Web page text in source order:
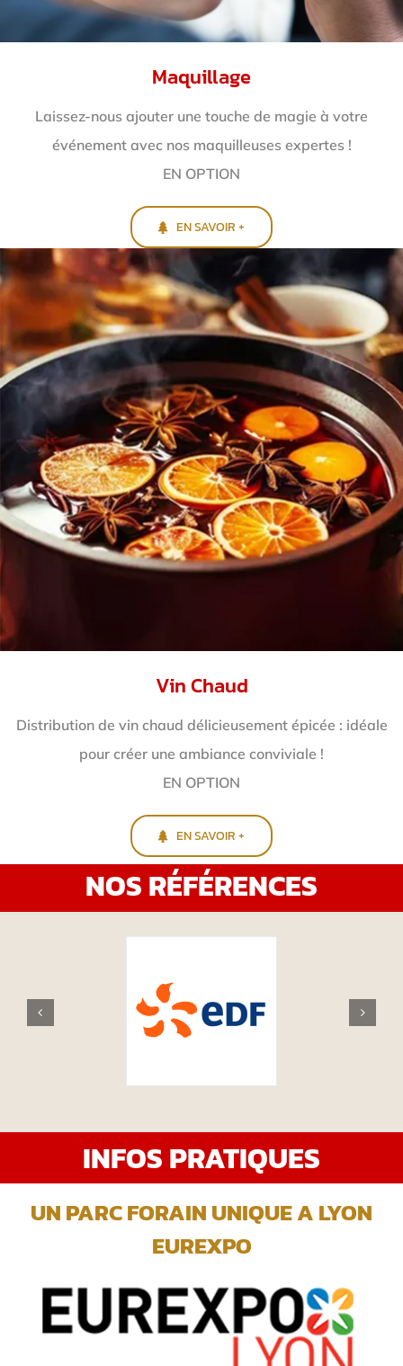
Maquillage
Laissez-nous ajouter une touche de magie à votre
événement avec nos maquilleuses expertes !
EN OPTION
EN SAVOIR +
Vin Chaud
Distribution de vin chaud délicieusement épicée : idéale
pour créer une ambiance conviviale !
EN OPTION
EN SAVOIR +
NOS RÉFÉRENCES
INFOS PRATIQUES
UN PARC FORAIN UNIQUE A LYON
EUREXPO